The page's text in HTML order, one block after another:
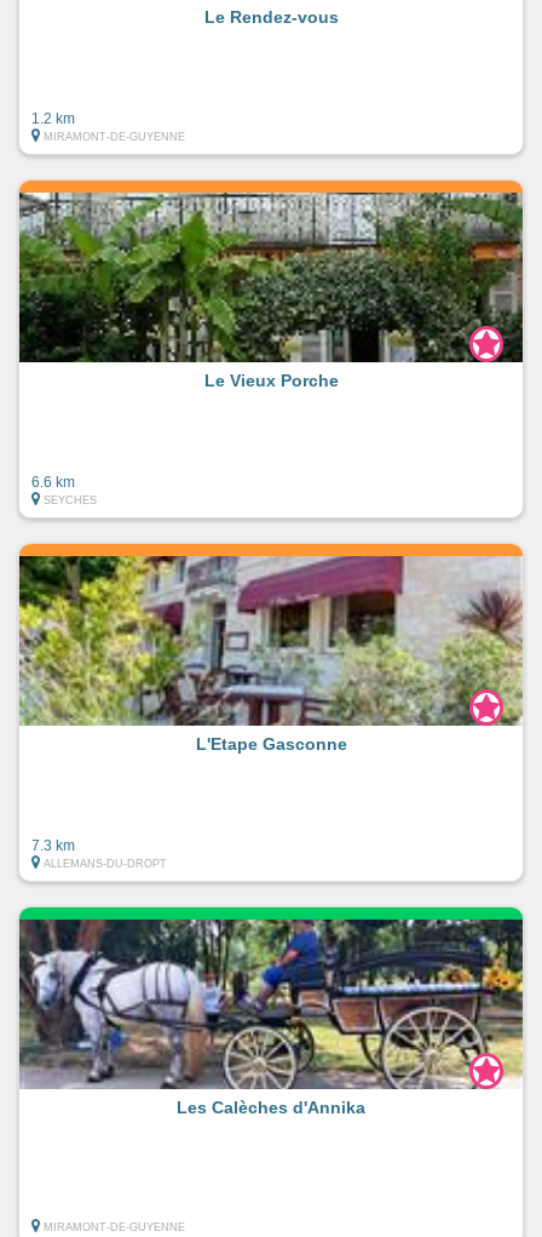
Le Rendez-vous
1.2 km
MIRAMONT-DE-GUYENNE
Le Vieux Porche
6.6 km
SEYCHES
L'Etape Gasconne
7.3 km
ALLEMANS-DU-DROPT
Les Calèches d'Annika
MIRAMONT-DE-GUYENNE